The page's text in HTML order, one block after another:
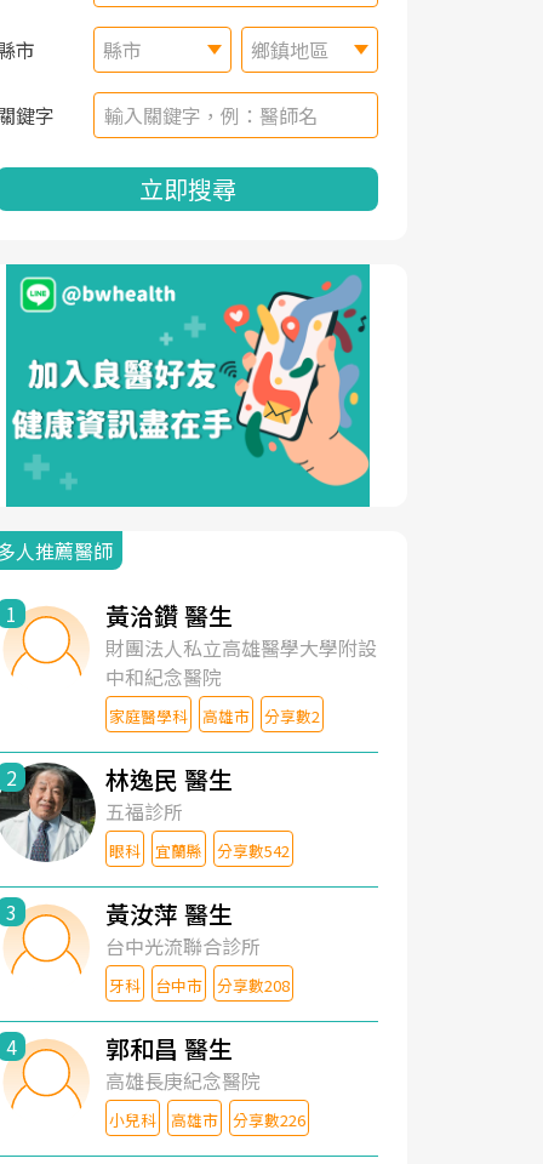
市 縣市 鄉鎮地區
鍵字
立即搜尋
人推薦醫師
1 黃洽鑽 醫生
財團法人私立高雄醫學大學附設
中和紀念醫院
家庭醫學科 高雄市 分享數2
2 林逸民 醫生
五福診所
眼科 宜蘭縣 分享數542
3 黃汝萍 醫生
台中光流聯合診所
牙科 台中市 分享數208
4 郭和昌 醫生
高雄長庚紀念醫院
小兒科 高雄市 分享數226